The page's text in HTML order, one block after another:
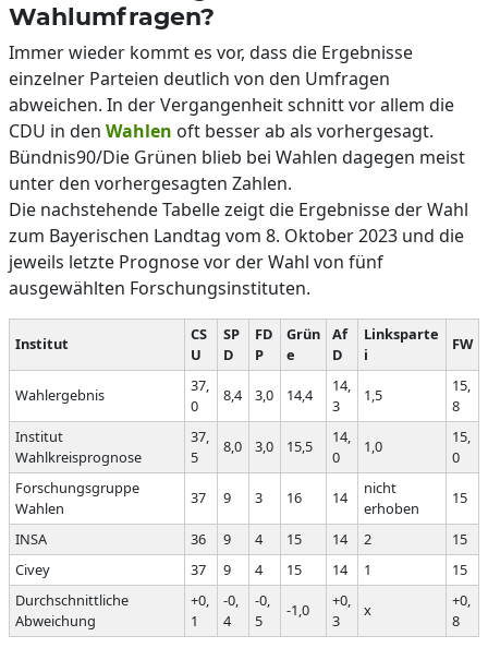
Wahlumfragen?
Immer wieder kommt es vor, dass die Ergebnisse
einzelner Parteien deutlich von den Umfragen
abweichen. In der Vergangenheit schnitt vor allem die
CDU in den Wahlen oft besser ab als vorhergesagt.
Bündnis90/Die Grünen blieb bei Wahlen dagegen meist
unter den vorhergesagten Zahlen.
Die nachstehende Tabelle zeigt die Ergebnisse der Wahl
zum Bayerischen Landtag vom 8. Oktober 2023 und die
jeweils letzte Prognose vor der Wahl von fünf
ausgewählten Forschungsinstituten.
Institut
CS
U
SP
D
FD
P
Grün
e
Af
D
Linksparte
i
FW
Wahlergebnis
37,
0
8,4 3,0 14,4
14,
3
1,5
15,
8
Institut
Wahlkreisprognose
37,
5
8,0 3,0 15,5
14,
0
1,0
15,
0
Forschungsgruppe
Wahlen
37 9 3 16 14
nicht
erhoben
15
INSA 36 9 4 15 14 2
15
Civey
37 9 4 15 14 1
15
Durchschnittliche
Abweichung
+0,
1
-0,
4
-0,
5
-1,0
+0,
3
x
+0,
8